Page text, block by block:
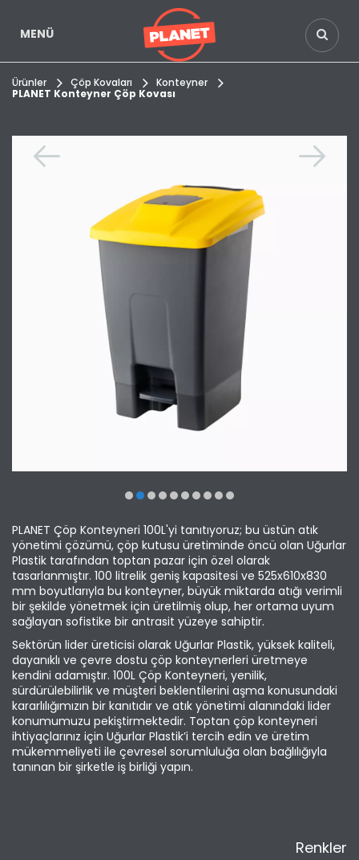
MENÜ
Ürünler Çöp Kovaları
Konteyner
PLANET Konteyner Çöp Kovası
PLANET Çöp Konteyneri 100L'yi tanıtıyoruz; bu üstün atık
yönetimi çözümü, çöp kutusu üretiminde öncü olan Uğurlar
Plastik tarafından toptan pazar için özel olarak
tasarlanmıştır. 100 litrelik geniş kapasitesi ve 525x610x830
mm boyutlarıyla bu konteyner, büyük miktarda atığı verimli
bir şekilde yönetmek için üretilmiş olup, her ortama uyum
sağlayan sofistike bir antrasit yüzeye sahiptir.
Sektörün lider üreticisi olarak Uğurlar Plastik, yüksek kaliteli,
dayanıklı ve çevre dostu çöp konteynerleri üretmeye
kendini adamıştır. 100L Çöp Konteyneri, yenilik,
sürdürülebilirlik ve müşteri beklentilerini aşma konusundaki
kararlılığımızın bir kanıtıdır ve atık yönetimi alanındaki lider
konumumuzu pekiştirmektedir. Toptan çöp konteyneri
ihtiyaçlarınız için Uğurlar Plastik’i tercih edin ve üretim
mükemmeliyeti ile çevresel sorumluluğa olan bağlılığıyla
tanınan bir şirketle iş birliği yapın.
Renkler